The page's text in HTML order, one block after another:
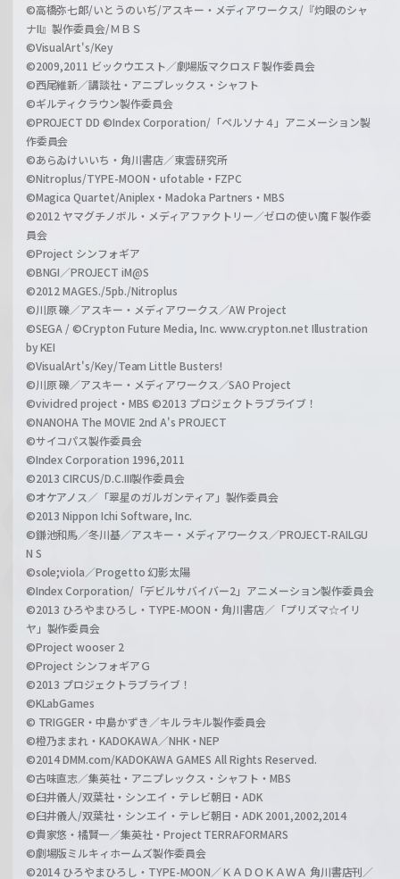
©高橋弥七郎/いとうのいぢ/アスキー・メディアワークス/『灼眼のシャ
ナII』製作委員会/ＭＢＳ
©VisualArt's/Key
©2009,2011 ビックウエスト／劇場版マクロスＦ製作委員会
©西尾維新／講談社・アニプレックス・シャフト
©ギルティクラウン製作委員会
©PROJECT DD ©Index Corporation/「ペルソナ４」アニメーション製
作委員会
©あらゐけいいち・角川書店／東雲研究所
©Nitroplus/TYPE-MOON・ufotable・FZPC
©Magica Quartet/Aniplex・Madoka Partners・MBS
©2012 ヤマグチノボル・メディアファクトリー／ゼロの使い魔Ｆ製作委
員会
©Project シンフォギア
©BNGI／PROJECT iM@S
©2012 MAGES./5pb./Nitroplus
©川原 礫／アスキー・メディアワークス／AW Project
©SEGA / ©Crypton Future Media, Inc. www.crypton.net Illustration
by KEI
©VisualArt's/Key/Team Little Busters!
©川原 礫／アスキー・メディアワークス／SAO Project
©vividred project・MBS ©2013 プロジェクトラブライブ！
©NANOHA The MOVIE 2nd A's PROJECT
©サイコパス製作委員会
©Index Corporation 1996,2011
©2013 CIRCUS/D.C.III製作委員会
©オケアノス／「翠星のガルガンティア」製作委員会
©2013 Nippon Ichi Software, Inc.
©鎌池和馬／冬川基／アスキー・メディアワークス／PROJECT-RAILGU
N S
©sole;viola／Progetto 幻影太陽
©Index Corporation/「デビルサバイバー2」アニメーション製作委員会
©2013 ひろやまひろし・TYPE-MOON・角川書店／「プリズマ☆イリ
ヤ」製作委員会
©Project wooser 2
©Project シンフォギアＧ
©2013 プロジェクトラブライブ！
©KLabGames
© TRIGGER・中島かずき／キルラキル製作委員会
©橙乃ままれ・KADOKAWA／NHK・NEP
©2014 DMM.com/KADOKAWA GAMES All Rights Reserved.
©古味直志／集英社・アニプレックス・シャフト・MBS
©臼井儀人/双葉社・シンエイ・テレビ朝日・ADK
©臼井儀人/双葉社・シンエイ・テレビ朝日・ADK 2001,2002,2014
©貴家悠・橘賢一／集英社・Project TERRAFORMARS
©劇場版ミルキィホームズ製作委員会
©2014 ひろやまひろし・TYPE-MOON／ＫＡＤＯＫＡＷＡ 角川書店刊／